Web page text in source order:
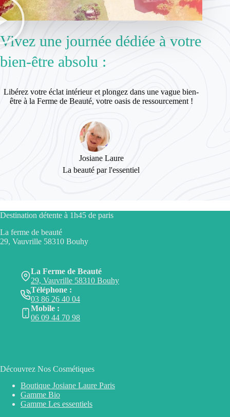
Vivez une journée dédiée à votre
bien-être absolu :
Libérez votre éclat intérieur et plongez dans une vague bien-
être à la Ferme de Beauté, votre oasis de ressourcement !
Josiane Laure
La beauté par l'essentiel
Destination détente à 1h45 de paris
La ferme de beauté
29, Vauvrille 58310 Bouhy
La Ferme de Beauté
29, Vauvrille 58310 Bouhy
Téléphone :
03 86 26 40 04
Mobile :
06 09 44 70 98
Découvrez Nos Cosmétiques
Boutique Josiane Laure Paris
Gamme Bio
Gamme Les essentiels